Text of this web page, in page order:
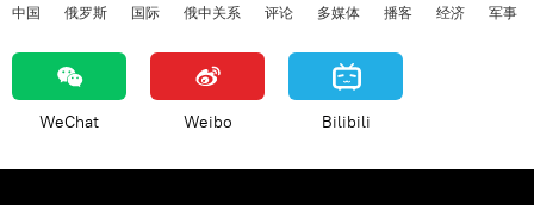
中国 俄罗斯 国际 俄中关系 评论 多媒体 播客 经济 军事
WeChat Weibo Bilibili